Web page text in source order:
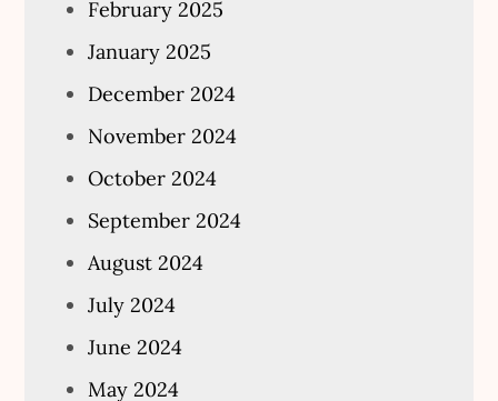
February 2025
January 2025
December 2024
November 2024
October 2024
September 2024
August 2024
July 2024
June 2024
May 2024